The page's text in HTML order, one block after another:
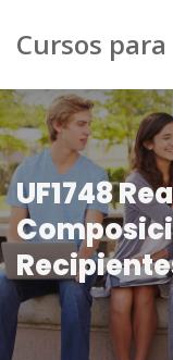
Cursos
UF1748